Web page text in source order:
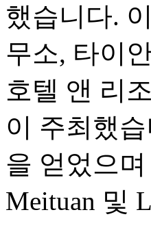
했습니다.
무소, 타이
호텔 앤 리
이 주최했
을 얻었으며
Meituan 및